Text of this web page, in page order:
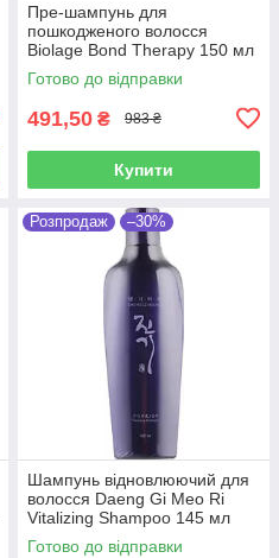
Пре-шампунь для
пошкодженого волосся
Biolage Bond Therapy 150 мл
Готово до відправки
491,50 ₴ 983 ₴
Купити
Розпродаж –30%
Шампунь відновлюючий для
волосся Daeng Gi Meo Ri
Vitalizing Shampoo 145 мл
Готово до відправки